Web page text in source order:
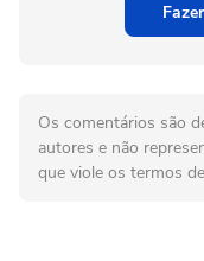
Os comentários são
autores e não
que viole os termos